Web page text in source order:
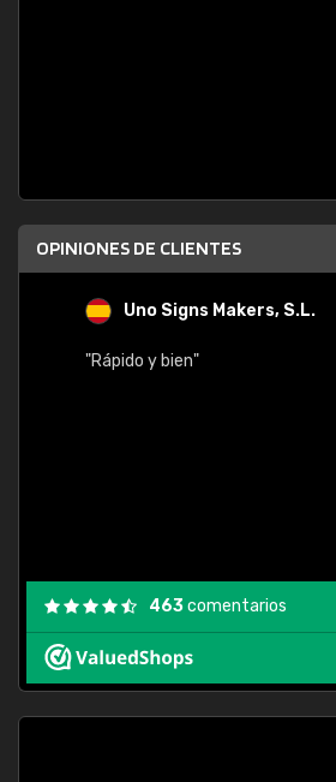
OPINIONES DE CLIENTES
Uno Signs Makers, S.L.
"Rápido y bien"
463comentarios